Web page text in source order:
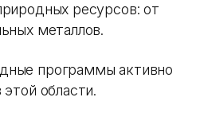
ресурсов: от
металлов.
программы активно
области.